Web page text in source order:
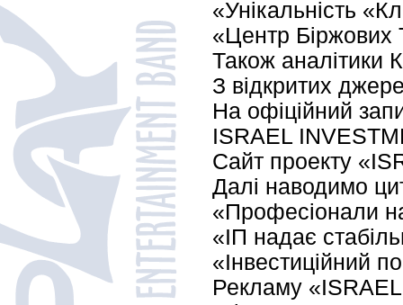
«Унікальність
«Центр Біржових
Також аналітики
З відкритих
На офіційний
ISRAEL
Сайт проекту
Далі наводимо
«Професіонали
«ІП надає
«Інвестиційний
Рекламу «ISRAEL